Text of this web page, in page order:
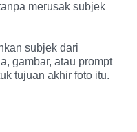
merusak subjek
subjek dari
gambar, atau prompt
tujuan akhir foto itu.